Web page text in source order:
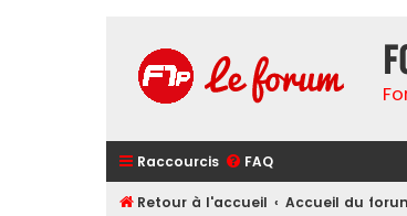
Raccourcis FAQ
Retour à l'accueil Accueil du